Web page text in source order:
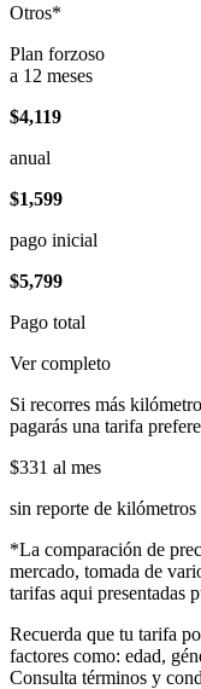
Otros*
Plan forzoso
a 12 meses
$4,119
anual
$1,599
pago inicial
$5,799
Pago total
Ver completo
Si recorres más
pagarás una tarifa
$331 al mes
sin reporte de kilómetros
*La comparación de
mercado, tomada de
tarifas aqui presentadas
Recuerda que tu tarifa
factores como: edad,
Consulta términos y